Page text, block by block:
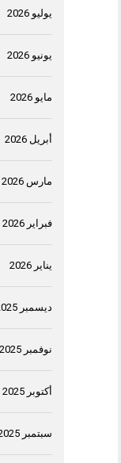
يوليو 2026
يونيو 2026
مايو 2026
أبريل 2026
مارس 2026
فبراير 2026
يناير 2026
ديسمبر 2025
نوفمبر 2025
أكتوبر 2025
سبتمبر 2025